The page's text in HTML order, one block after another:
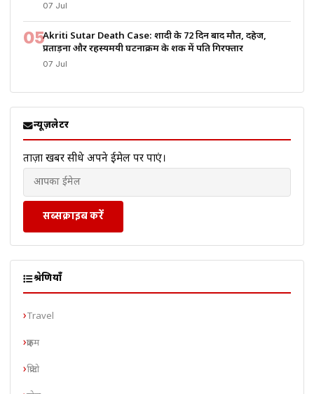
07 Jul
05Akriti Sutar Death Case: शादी के 72 दिन बाद मौत, दहेज,
प्रताड़ना और रहस्यमयी घटनाक्रम के शक में पति गिरफ्तार
07 Jul
न्यूज़लेटर
ताज़ा खबरें सीधे अपने ईमेल पर पाएं।
सब्सक्राइब करें
श्रेणियाँ
Travel
क्राइम
क्रिप्टो